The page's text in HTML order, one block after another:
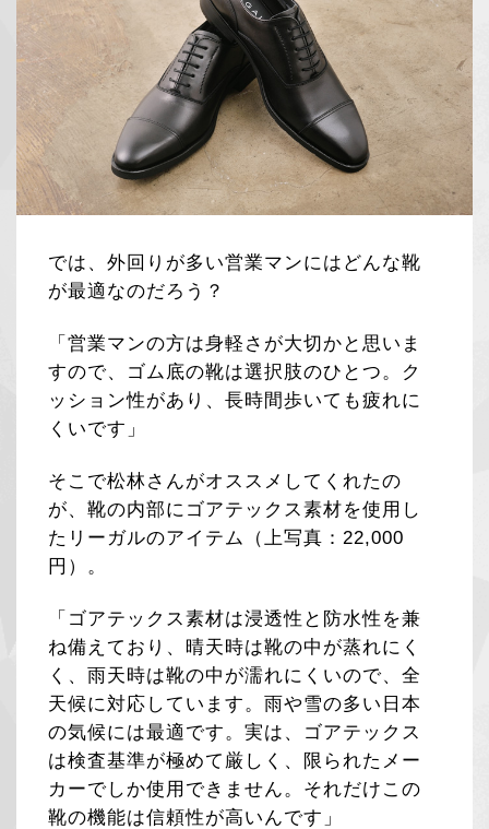
では、外回りが多い営業マンにはどんな靴
が最適なのだろう？
「営業マンの方は身軽さが大切かと思いま
すので、ゴム底の靴は選択肢のひとつ。ク
ッション性があり、長時間歩いても疲れに
くいです」
そこで松林さんがオススメしてくれたの
が、靴の内部にゴアテックス素材を使用し
たリーガルのアイテム（上写真：22,000
円）。
「ゴアテックス素材は浸透性と防水性を兼
ね備えており、晴天時は靴の中が蒸れにく
く、雨天時は靴の中が濡れにくいので、全
天候に対応しています。雨や雪の多い日本
の気候には最適です。実は、ゴアテックス
は検査基準が極めて厳しく、限られたメー
カーでしか使用できません。それだけこの
靴の機能は信頼性が高いんです」